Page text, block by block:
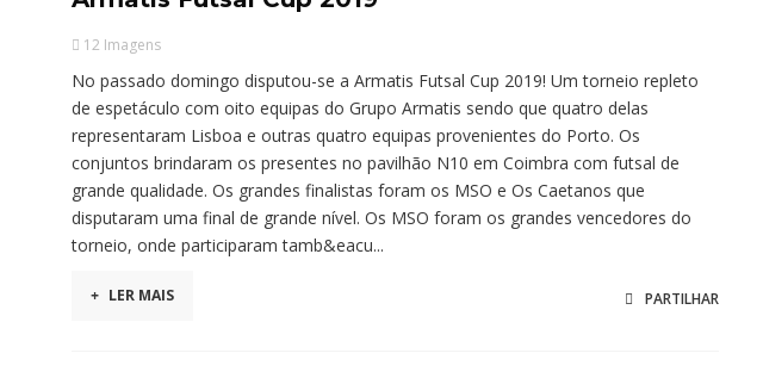
12 Imagens
No passado domingo disputou-se a Armatis Futsal Cup 2019! Um torneio repleto
de espetáculo com oito equipas do Grupo Armatis sendo que quatro delas
representaram Lisboa e outras quatro equipas provenientes do Porto. Os
conjuntos brindaram os presentes no pavilhão N10 em Coimbra com futsal de
grande qualidade. Os grandes finalistas foram os MSO e Os Caetanos que
disputaram uma final de grande nível. Os MSO foram os grandes vencedores do
torneio, onde participaram tamb&eacu...
+ LER MAIS PARTILHAR